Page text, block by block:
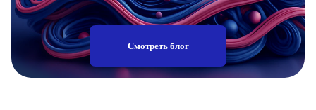
Смотреть блог